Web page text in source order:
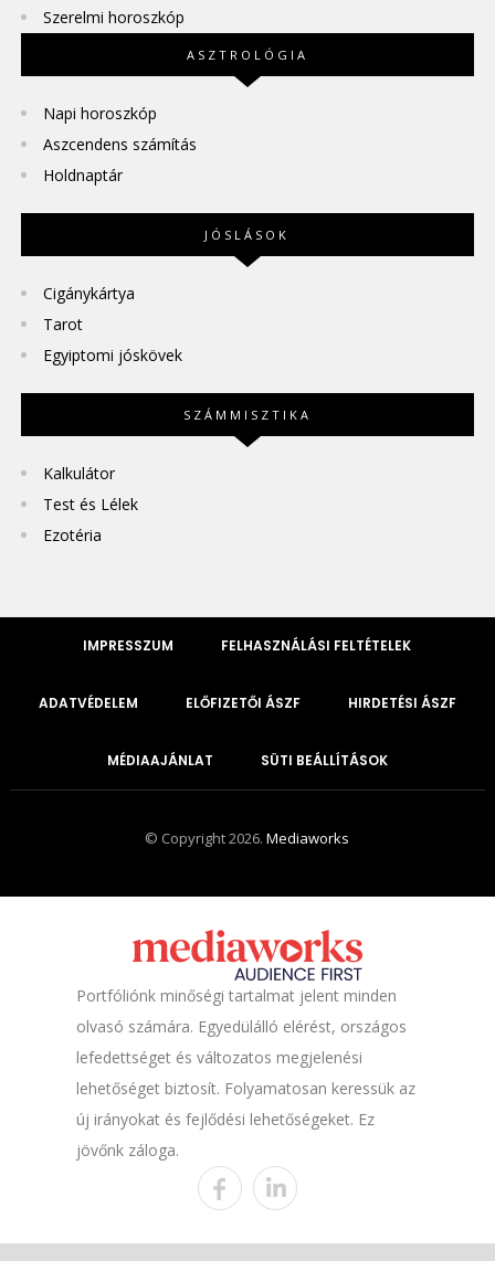
Szerelmi horoszkóp
ASZTROLÓGIA
Napi horoszkóp
Aszcendens számítás
Holdnaptár
JÓSLÁSOK
Cigánykártya
Tarot
Egyiptomi jóskövek
SZÁMMISZTIKA
Kalkulátor
Test és Lélek
Ezotéria
IMPRESSZUM FELHASZNÁLÁSI FELTÉTELEK
ADATVÉDELEM ELŐFIZETŐI ÁSZF HIRDETÉSI ÁSZF
MÉDIAAJÁNLAT SÜTI BEÁLLÍTÁSOK
© Copyright 2026.Mediaworks
Portfóliónk minőségi tartalmat jelent minden
olvasó számára. Egyedülálló elérést, országos
lefedettséget és változatos megjelenési
lehetőséget biztosít. Folyamatosan keressük az
új irányokat és fejlődési lehetőségeket. Ez
jövőnk záloga.